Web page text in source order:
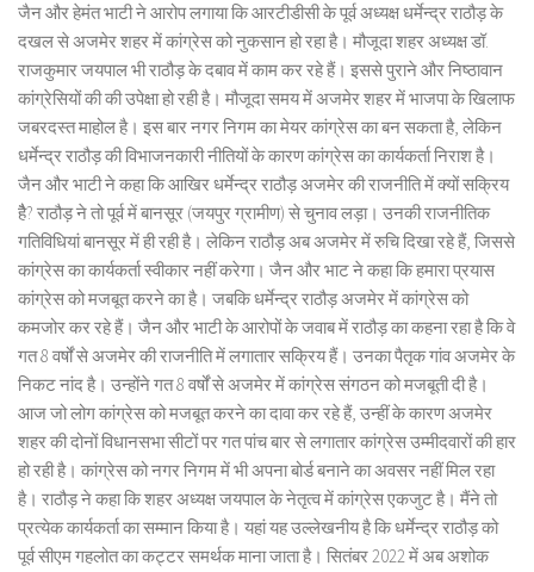
जैन और हेमंत भाटी ने आरोप लगाया कि आरटीडीसी के पूर्व अध्यक्ष धर्मेन्द्र राठौड़ के
दखल से अजमेर शहर में कांग्रेस को नुकसान हो रहा है। मौजूदा शहर अध्यक्ष डॉ.
राजकुमार जयपाल भी राठौड़ के दबाव में काम कर रहे हैं। इससे पुराने और निष्ठावान
कांग्रेसियों की की उपेक्षा हो रही है। मौजूदा समय में अजमेर शहर में भाजपा के खिलाफ
जबरदस्त माहोल है। इस बार नगर निगम का मेयर कांग्रेस का बन सकता है, लेकिन
धर्मेन्द्र राठौड़ की विभाजनकारी नीतियों के कारण कांग्रेस का कार्यकर्ता निराश है।
जैन और भाटी ने कहा कि आखिर धर्मेन्द्र राठौड़ अजमेर की राजनीति में क्यों सक्रिय
हैै? राठौड़ ने तो पूर्व में बानसूर (जयपुर ग्रामीण) से चुनाव लड़ा। उनकी राजनीतिक
गतिविधियां बानसूर में ही रही है। लेकिन राठौड़ अब अजमेर में रुचि दिखा रहे हैं, जिससे
कांग्रेस का कार्यकर्ता स्वीकार नहीं करेगा। जैन और भाट ने कहा कि हमारा प्रयास
कांग्रेस को मजबूत करने का है। जबकि धर्मेन्द्र राठौड़ अजमेर में कांग्रेस को
कमजोर कर रहे हैं। जैन और भाटी के आरोपों के जवाब में राठौड़ का कहना रहा है कि वे
गत 8 वर्षों से अजमेर की राजनीति में लगातार सक्रिय हैं। उनका पैतृक गांव अजमेर के
निकट नांद है। उन्होंने गत 8 वर्षों से अजमेर में कांग्रेस संगठन को मजबूती दी है।
आज जो लोग कांग्रेस को मजबूत करने का दावा कर रहे हैं, उन्हीं के कारण अजमेर
शहर की दोनों विधानसभा सीटों पर गत पांच बार से लगातार कांग्रेस उम्मीदवारों की हार
हो रही है। कांग्रेस को नगर निगम में भी अपना बोर्ड बनाने का अवसर नहीं मिल रहा
है। राठौड़ ने कहा कि शहर अध्यक्ष जयपाल के नेतृत्व में कांग्रेस एकजुट है। मैंने तो
प्रत्येक कार्यकर्ता का सम्मान किया है। यहां यह उल्लेखनीय है कि धर्मेन्द्र राठौड़ को
पूर्व सीएम गहलोत का कट्टर समर्थक माना जाता है। सितंबर 2022 में अब अशोक